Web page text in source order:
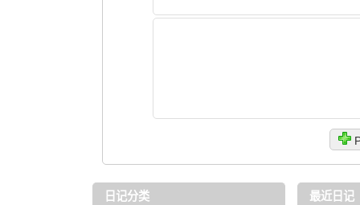
日记分类 最近日记